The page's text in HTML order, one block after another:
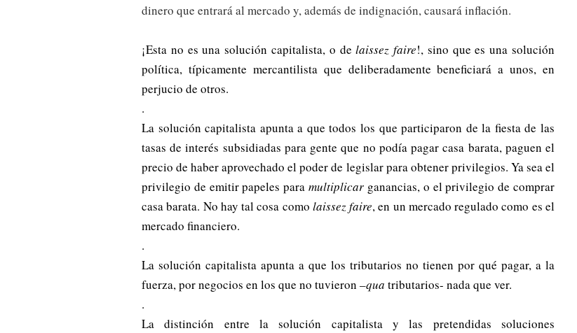
dinero que entrará al mercado y, además de indignación, causará inflación.
¡Esta no es una solución capitalista, o delaissez faire!, sino que es una solución
política, típicamente mercantilista que deliberadamente beneficiará a unos, en
perjucio de otros.
.
La solución capitalista apunta a que todos los que participaron de la fiesta de las
tasas de interés subsidiadas para gente que no podía pagar casa barata, paguen el
precio de haber aprovechado el poder de legislar para obtener privilegios. Ya sea el
privilegio de emitir papeles paramultiplicar ganancias, o el privilegio de comprar
casa barata. No hay tal cosa como laissez faire, en un mercado regulado como es el
mercado financiero.
.
La solución capitalista apunta a que los tributarios no tienen por qué pagar, a la
fuerza, por negocios en los que no tuvieron –qua tributarios- nada que ver.
.
La distinción entre la solución capitalista y las pretendidas soluciones